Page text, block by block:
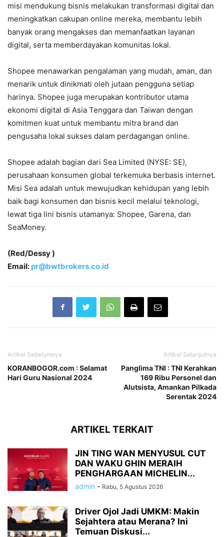
misi mendukung bisnis melakukan transformasi digital dan
meningkatkan cakupan online mereka, membantu lebih
banyak orang mengakses dan memanfaatkan layanan
digital, serta memberdayakan komunitas lokal.
Shopee menawarkan pengalaman yang mudah, aman, dan
menarik untuk dinikmati oleh jutaan pengguna setiap
harinya. Shopee juga merupakan kontributor utama
ekonomi digital di Asia Tenggara dan Taiwan dengan
komitmen kuat untuk membantu mitra brand dan
pengusaha lokal sukses dalam perdagangan online.
Shopee adalah bagian dari Sea Limited (NYSE: SE),
perusahaan konsumen global terkemuka berbasis internet.
Misi Sea adalah untuk mewujudkan kehidupan yang lebih
baik bagi konsumen dan bisnis kecil melalui teknologi,
lewat tiga lini bisnis utamanya: Shopee, Garena, dan
SeaMoney.
(Red/Dessy )
Email: pr@bwtbrokers.co.id
Artikel Sebelumnya
KORANBOGOR.com : Selamat
Hari Guru Nasional 2024
Artikel Selanjutnya
Panglima TNI : TNI Kerahkan
169 Ribu Personel dan
Alutsista, Amankan Pilkada
Serentak 2024
ARTIKEL TERKAIT
JIN TING WAN MENYUSUL CUT
DAN WAKU GHIN MERAIH
PENGHARGAAN MICHELIN...
admin - Rabu, 5 Agustus 2026
Driver Ojol Jadi UMKM: Makin
Sejahtera atau Merana? Ini
Temuan Diskusi...